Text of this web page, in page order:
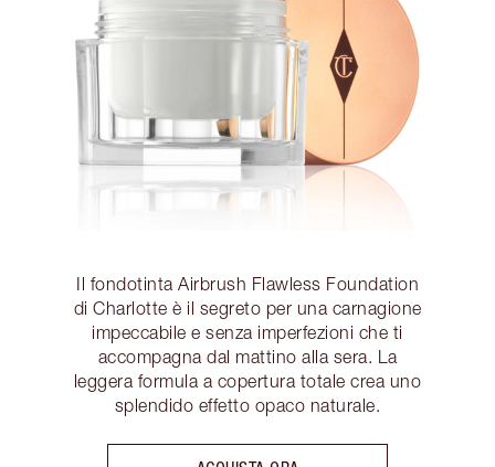
Il fondotinta Airbrush Flawless Foundation
di Charlotte è il segreto per una carnagione
impeccabile e senza imperfezioni che ti
accompagna dal mattino alla sera. La
leggera formula a copertura totale crea uno
splendido effetto opaco naturale.